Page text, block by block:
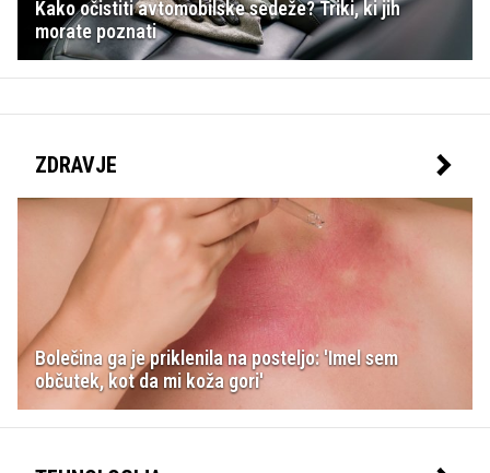
Kako očistiti avtomobilske sedeže? Triki, ki jih
morate poznati
ZDRAVJE
Bolečina ga je priklenila na posteljo: 'Imel sem
občutek, kot da mi koža gori'